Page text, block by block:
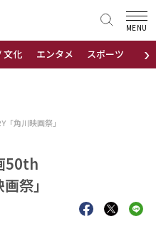
›
文化 エンタメ スポーツ 地域
MENU
「角川映画祭」
50th
祭」